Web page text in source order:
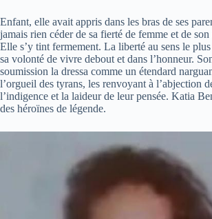
Enfant, elle avait appris dans les bras de ses
jamais rien céder de sa fierté de femme et de
Elle s’y tint fermement. La liberté au sens le
sa volonté de vivre debout et dans l’honneur.
soumission la dressa comme un étendard
l’orgueil des tyrans, les renvoyant à l’abjection
l’indigence et la laideur de leur pensée. Katia
des héroïnes de légende.